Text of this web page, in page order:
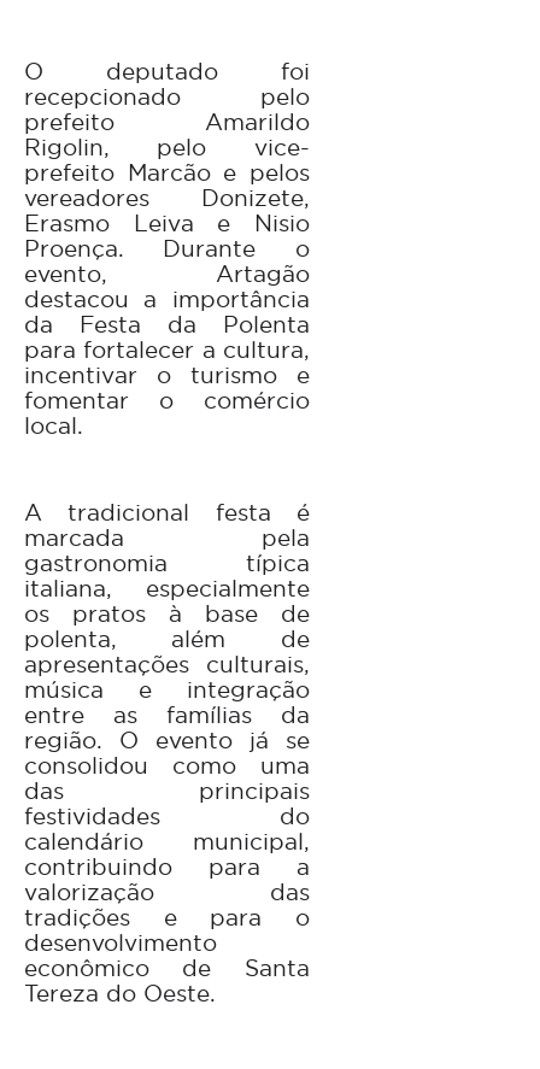
O deputado foi
recepcionado pelo
prefeito Amarildo
Rigolin, pelo vice-
prefeito Marcão e pelos
vereadores Donizete,
Erasmo Leiva e Nisio
Proença. Durante o
evento, Artagão
destacou a importância
da Festa da Polenta
para fortalecer a cultura,
incentivar o turismo e
fomentar o comércio
local.
A tradicional festa é
marcada pela
gastronomia típica
italiana, especialmente
os pratos à base de
polenta, além de
apresentações culturais,
música e integração
entre as famílias da
região. O evento já se
consolidou como uma
das principais
festividades do
calendário municipal,
contribuindo para a
valorização das
tradições e para o
desenvolvimento
econômico de Santa
Tereza do Oeste.